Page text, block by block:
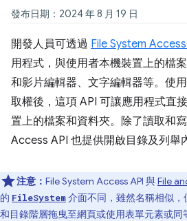
發布日期：2024 年 8 月 19 日
開發人員可透過 File System
用程式，與使用者本機裝置上的檔
和影片編輯器、文字編輯器等。使
取權後，這項 API 可讓應用程式直
置上的檔案和資料夾。除了讀取和
Access API 也提供開啟目錄及列舉
注意： File System Access API 與File
的 FileSystem介面不同，雖然名稱相似
和目錄階層拖曳至網頁或使用表單元素或